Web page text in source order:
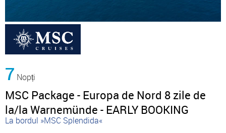
7 Nopți
MSC Package - Europa de Nord 8 zile de
la/la Warnemünde - EARLY BOOKING
La bordul »MSC Splendida«